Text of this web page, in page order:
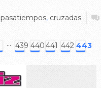
pasatiempos, cruzadas
··· 439 440441 442 443